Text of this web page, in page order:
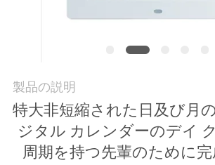
さ
い
製品の説明
特大非短縮された日及び月
ジタル カレンダーのデイ
周期を持つ先輩のために